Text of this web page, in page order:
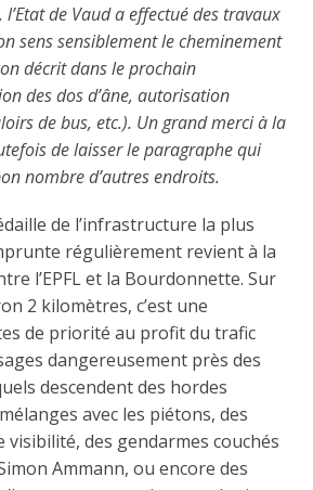
l’Etat de Vaud a effectué des travaux
sens sensiblement le cheminement
décrit dans le prochain
des dos d’âne, autorisation
de bus, etc.). Un grand merci à la
de laisser le paragraphe qui
nombre d’autres endroits.
de l’infrastructure la plus
régulièrement revient à la
l’EPFL et la Bourdonnette. Sur
2 kilomètres, c’est une
de priorité au profit du trafic
dangereusement près des
descendent des hordes
mélanges avec les piétons, des
visibilité, des gendarmes couchés
Ammann, ou encore des